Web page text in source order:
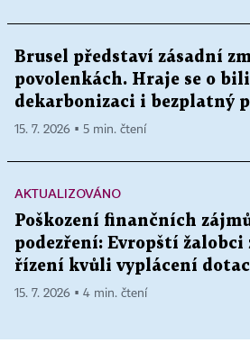
Brusel představí zásadní
povolenkách. Hraje se o
dekarbonizaci i bezplatný
15. 7. 2026 ▪ 5 min. čtení
AKTUALIZOVÁNO
Poškození finančních
podezření: Evropští
řízení kvůli vyplácení
15. 7. 2026 ▪ 4 min. čtení